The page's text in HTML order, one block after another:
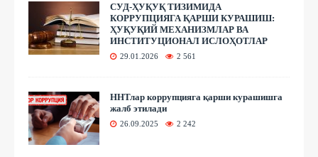
СУД-ҲУҚУҚ ТИЗИМИДА
КОРРУПЦИЯГА ҚАРШИ КУРАШИШ:
ҲУҚУҚИЙ МЕХАНИЗМЛАР ВА
ИНСТИТУЦИОНАЛ ИСЛОҲОТЛАР
29.01.2026 2 561
ННТлар коррупцияга қарши курашишга
жалб этилади
26.09.2025 2 242